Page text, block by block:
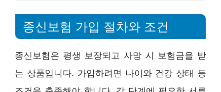
종신보험 가입 절차와 조건
종신보험은 평생 보장되고 사망 시 보험금을 받
는 상품입니다. 가입하려면 나이와 건강 상태 등